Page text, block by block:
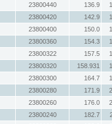
23800440 136.9
23800420 142.9
23800400 150.0
23800360 154.3
23800322 157.5
23800320 158.931
23800300 164.7
23800280 171.9
23800260 176.0
23800240 182.7